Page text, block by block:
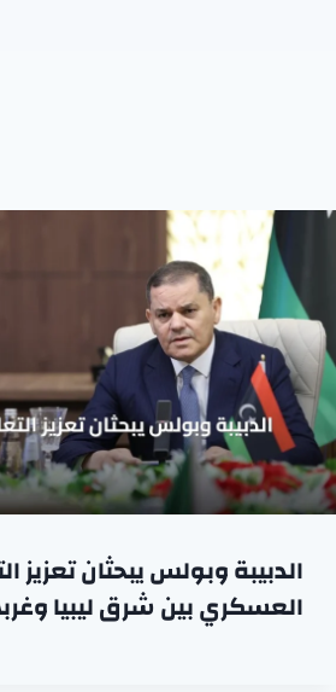
الدبيبة وبولس يبحثان تعزيز
العسكري بين شرق ليبيا